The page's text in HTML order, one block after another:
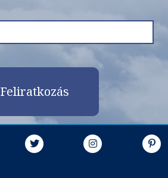
Feliratkozás